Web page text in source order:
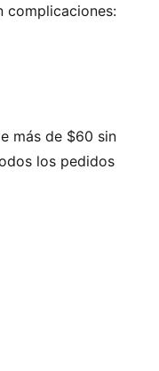
complicaciones:
diaria a
deportiva y un
un toque
debería
50 % de
más de $60 sin
los pedidos